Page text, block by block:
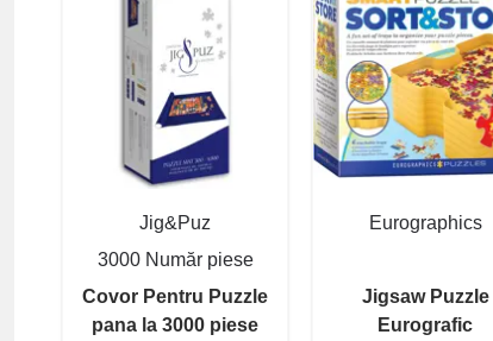
Jig&Puz
3000 Număr piese
Covor Pentru Puzzle
pana la 3000 piese
Eurographics
Jigsaw Puzzle
Eurografic